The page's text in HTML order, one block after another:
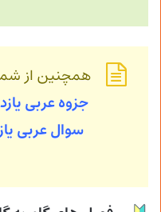
همچنین از
جزوه عربی
سوال عربی